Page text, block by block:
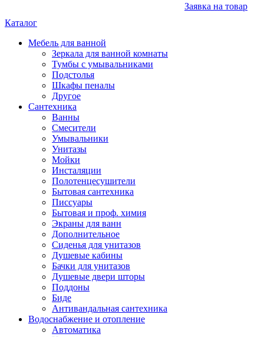
Заявка на товар
Каталог
Мебель для ванной
Зеркала для ванной комнаты
Тумбы с умывальниками
Подстолья
Шкафы пеналы
Другое
Сантехника
Ванны
Смесители
Умывальники
Унитазы
Мойки
Инсталяции
Полотенцесушители
Бытовая сантехника
Писсуары
Бытовая и проф. химия
Экраны для ванн
Дополнительное
Сиденья для унитазов
Душевые кабины
Бачки для унитазов
Душевые двери шторы
Поддоны
Биде
Антивандальная сантехника
Водоснабжение и отопление
Автоматика